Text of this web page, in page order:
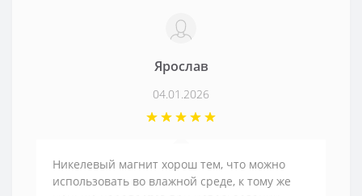
Ярослав
04.01.2026
Никелевый магнит хорош тем, что можно
использовать во влажной среде, к тому же